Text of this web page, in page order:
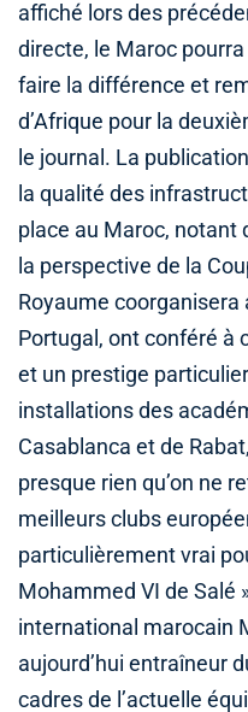
affiché lors des
directe, le Maroc
faire la différence et
d’Afrique pour la
le journal. La
la qualité des
place au Maroc, notant
la perspective de la
Royaume coorganisera
Portugal, ont conféré à
et un prestige
installations des
Casablanca et de
presque rien qu’on ne
meilleurs clubs
particulièrement vrai
Mohammed VI de Salé
international marocain
aujourd’hui entraîneur
cadres de l’actuelle